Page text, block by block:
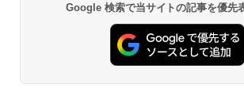
Google 検索で当サイトの記事を優先